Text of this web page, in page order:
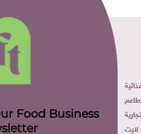
Food Business